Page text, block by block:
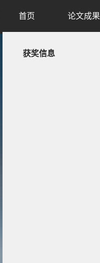
首页 论文成果
获奖信息